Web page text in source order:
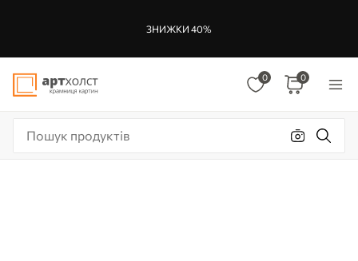
ЗНИЖКИ 40%
0 0